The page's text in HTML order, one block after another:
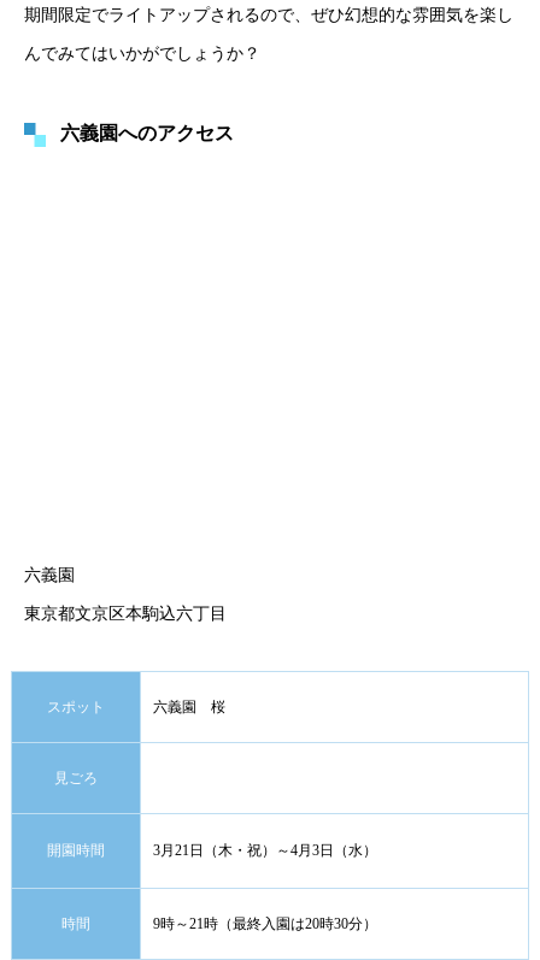
期間限定でライトアップされるので、ぜひ幻想的な雰囲気を楽し
んでみてはいかがでしょうか？
六義園へのアクセス
六義園
東京都文京区本駒込六丁目
スポット 六義園 桜
見ごろ
開園時間 3月21日（木・祝）～4月3日（水）
時間 9時～21時（最終入園は20時30分）